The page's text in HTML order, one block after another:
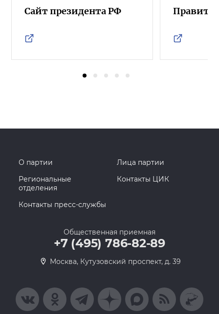
Сайт президента РФ
О партии
Лица партии
Региональные
отделения
Контакты ЦИК
Контакты пресс-службы
Общественная приемная
+7 (495) 786-82-89
Москва, Кутузовский проспект, д. 39